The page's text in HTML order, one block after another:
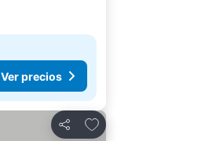
Ver precios
Compartir
Añadir a favoritos